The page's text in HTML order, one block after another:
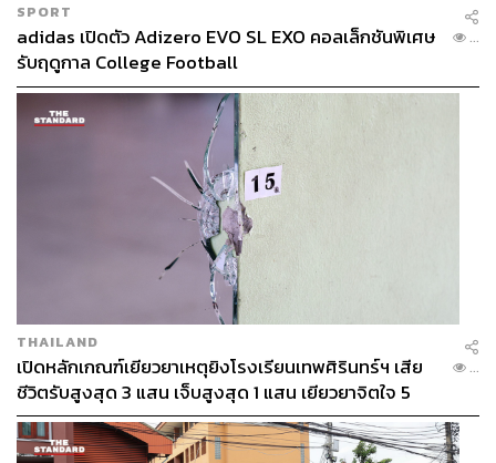
TAGS: เลือกตั้งผู้ว่าฯ กทม
ผู้ว่าฯ กทม.
วิโรจน์ ลักขณาอดิศร
ผู้ว่าราชการกรุงเทพมหานคร
ศิธา ทิวารี
โฆสิต สุวินิจจิต
THE CANDIDATE BATTLE
ชัชชาติ สิทธิพันธุ์
รสนา โตสิตระกูล
สกลธี ภัททิยกุล
THE STANDARD DEBATE
45
ABOUT THE AUTHOR
SPORT
adidas เปิดตัว Adizero EVO SL EXO คอลเล็กชันพิเศษ
รับฤดูกาล College Football
...
THAILAND
เปิดหลักเกณฑ์เยียวยาเหตุยิงโรงเรียนเทพศิรินทร์ฯ เสีย
ชีวิตรับสูงสุด 3 แสน เจ็บสูงสุด 1 แสน เยียวยาจิตใจ 5
ระดับ
...